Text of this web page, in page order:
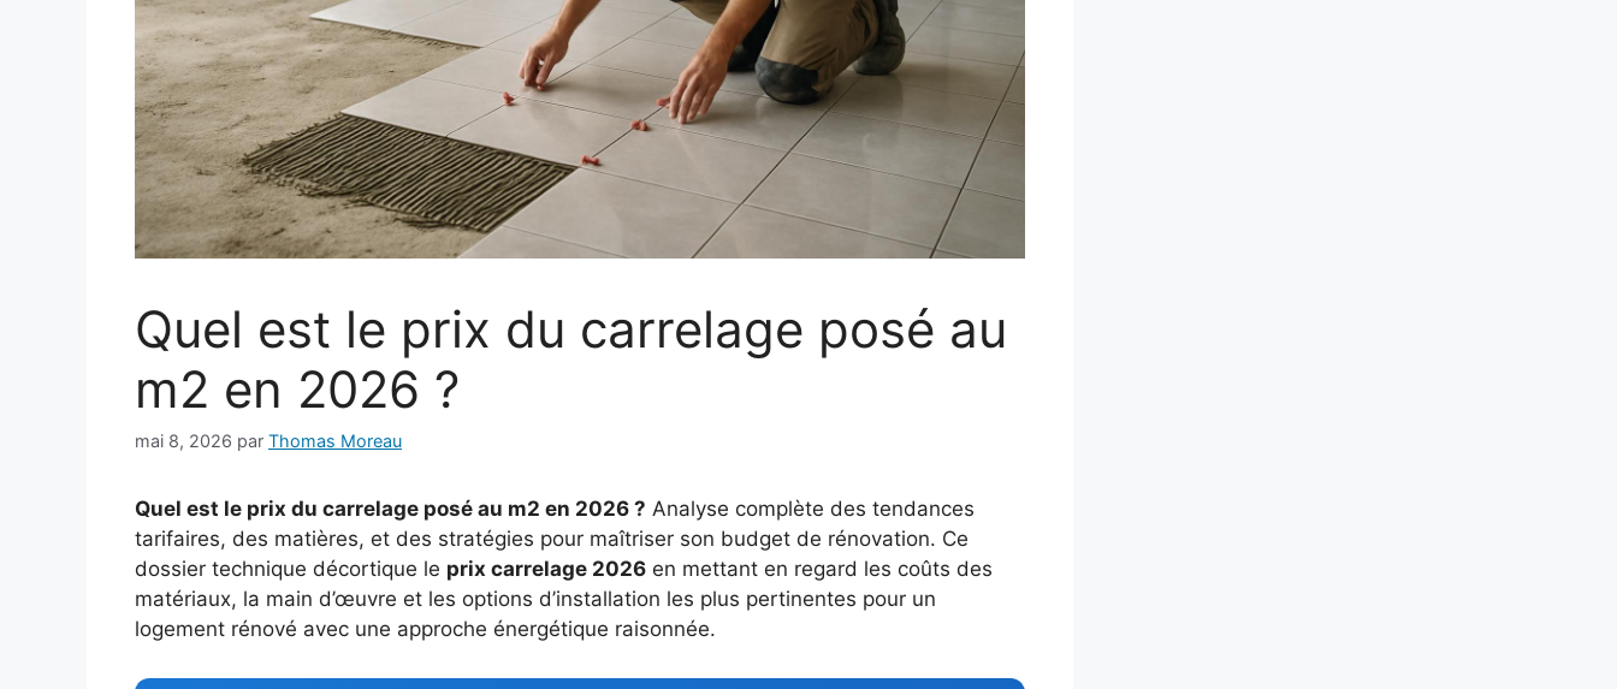
Quel est le prix du carrelage posé au
m2 en 2026 ?
mai 8, 2026 par Thomas Moreau
Quel est le prix du carrelage posé au m2 en 2026 ? Analyse complète des tendances
tarifaires, des matières, et des stratégies pour maîtriser son budget de rénovation. Ce
dossier technique décortique le prix carrelage 2026 en mettant en regard les coûts des
matériaux, la main d’œuvre et les options d’installation les plus pertinentes pour un
logement rénové avec une approche énergétique raisonnée.